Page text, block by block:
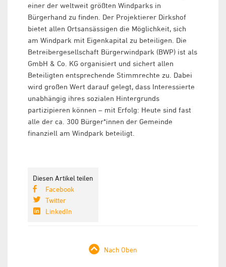
einer der weltweit größten Windparks in
Bürgerhand zu finden. Der Projektierer Dirkshof
bietet allen Ortsansässigen die Möglichkeit, sich
am Windpark mit Eigenkapital zu beteiligen. Die
Betreibergesellschaft Bürgerwindpark (BWP) ist als
GmbH & Co. KG organisiert und sichert allen
Beteiligten entsprechende Stimmrechte zu. Dabei
wird großen Wert darauf gelegt, dass Interessierte
unabhängig ihres sozialen Hintergrunds
partizipieren können – mit Erfolg: Heute sind fast
alle der ca. 300 Bürger*innen der Gemeinde
finanziell am Windpark beteiligt.
Diesen Artikel teilen
Facebook
Twitter
LinkedIn
Nach Oben